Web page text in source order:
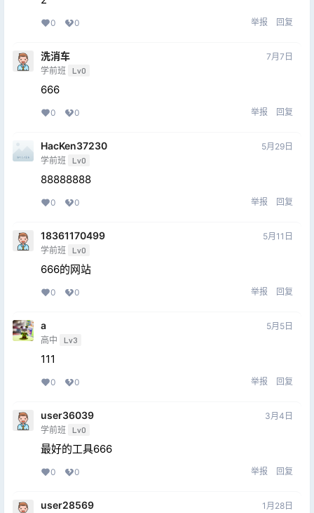
0 0 举报 回复
洗消车
学前班 Lv0
7月7日
666
0 0 举报 回复
HacKen37230
学前班 Lv0
5月29日
88888888
0 0 举报 回复
18361170499
学前班 Lv0
5月11日
666的网站
0 0 举报 回复
a
高中 Lv3
5月5日
111
0 0 举报 回复
user36039
学前班 Lv0
3月4日
最好的工具666
0 0 举报 回复
user28569 1月28日